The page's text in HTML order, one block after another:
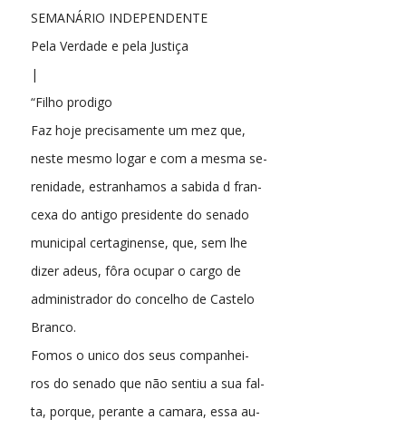
SEMANÁRIO INDEPENDENTE
Pela Verdade e pela Justiça
|
“Filho prodigo
Faz hoje precisamente um mez que,
neste mesmo logar e com a mesma se-
renidade, estranhamos a sabida d fran-
cexa do antigo presidente do senado
municipal certaginense, que, sem lhe
dizer adeus, fôra ocupar o cargo de
administrador do concelho de Castelo
Branco.
Fomos o unico dos seus companhei-
ros do senado que não sentiu a sua fal-
ta, porque, perante a camara, essa au-